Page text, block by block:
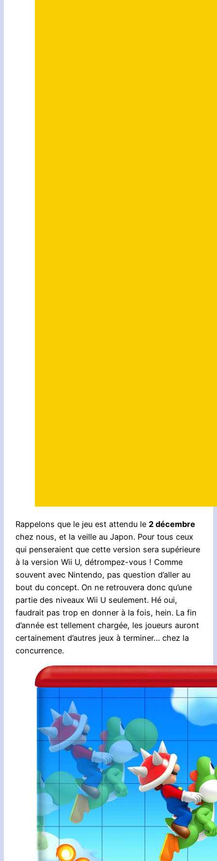
Rappelons que le jeu est attendu le 2 décembre
chez nous, et la veille au Japon. Pour tous ceux
qui penseraient que cette version sera supérieure
à la version Wii U, détrompez-vous ! Comme
souvent avec Nintendo, pas question d’aller au
bout du concept. On ne retrouvera donc qu’une
partie des niveaux Wii U seulement. Hé oui,
faudrait pas trop en donner à la fois, hein. La fin
d’année est tellement chargée, les joueurs auront
certainement d’autres jeux à terminer… chez la
concurrence.